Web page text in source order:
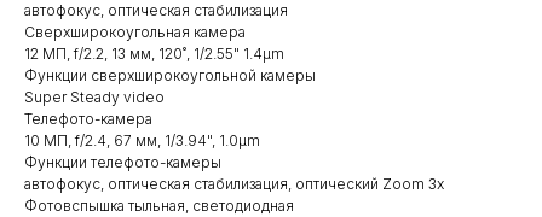
автофокус, оптическая стабилизация
Сверхширокоугольная камера
12 МП, f/2.2, 13 мм, 120˚, 1/2.55" 1.4µm
Функции сверхширокоугольной камеры
Super Steady video
Телефото-камера
10 МП, f/2.4, 67 мм, 1/3.94", 1.0µm
Функции телефото-камеры
автофокус, оптическая стабилизация, оптический Zoom 3x
Фотовспышка тыльная, светодиодная